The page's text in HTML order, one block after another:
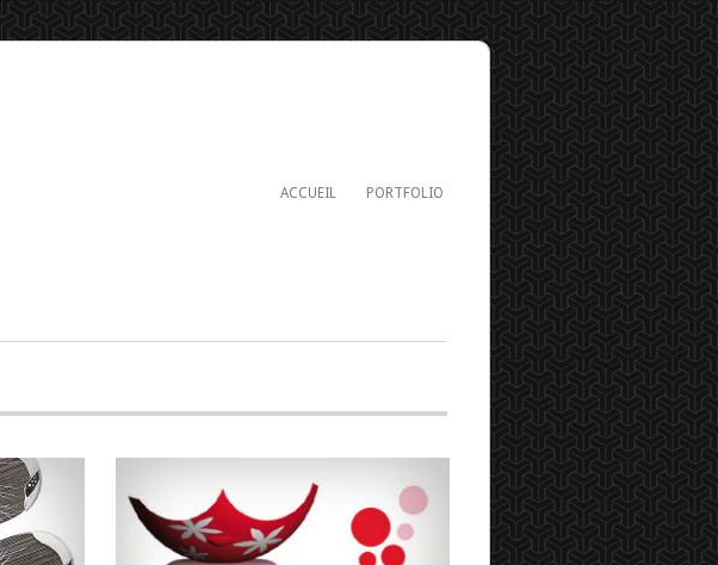
ACCUEIL PORTFOLIO